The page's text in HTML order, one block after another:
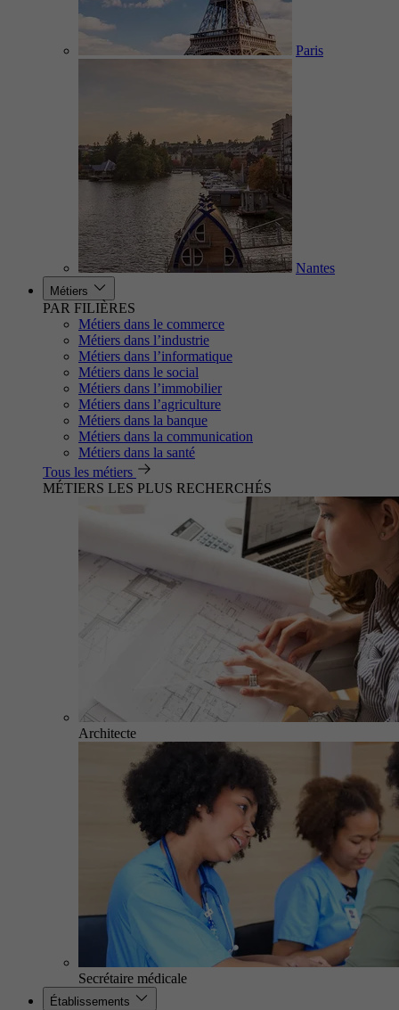
Paris
Nantes
Métiers
PAR FILIÈRES
Métiers dans le commerce
Métiers dans l’industrie
Métiers dans l’informatique
Métiers dans le social
Métiers dans l’immobilier
Métiers dans l’agriculture
Métiers dans la banque
Métiers dans la communication
Métiers dans la santé
Tous les métiers
MÉTIERS LES PLUS RECHERCHÉS
Architecte
Secrétaire médicale
Établissements